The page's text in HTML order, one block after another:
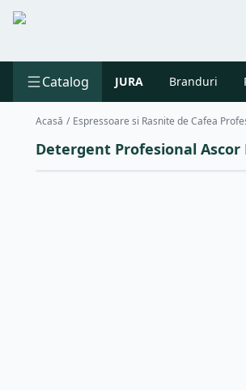
Catalog JURA Branduri
Acasă / Espressoare si Rasnite de Cafea
Detergent Profesional Ascor